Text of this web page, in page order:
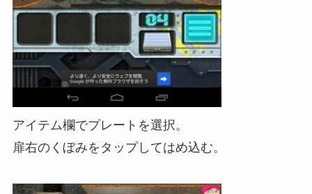
アイテム欄でプレートを選択。
扉右のくぼみをタップしてはめ込む。